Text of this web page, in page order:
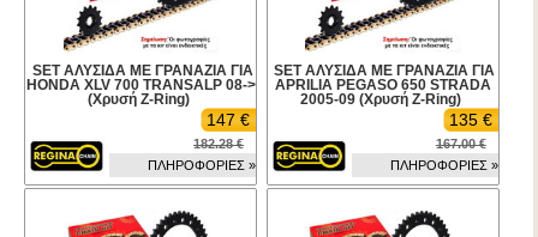
SET ΑΛΥΣΙΔΑ ΜΕ ΓΡΑΝΑΖΙΑ ΓΙΑ
HONDA XLV 700 TRANSALP 08->
(Χρυσή Z-Ring)
147 €
182.28 €
ΠΛΗΡΟΦΟΡΙΕΣ »
SET ΑΛΥΣΙΔΑ ΜΕ ΓΡΑΝΑΖΙΑ ΓΙΑ
APRILIA PEGASO 650 STRADA
2005-09 (Χρυσή Z-Ring)
135 €
167.00 €
ΠΛΗΡΟΦΟΡΙΕΣ »